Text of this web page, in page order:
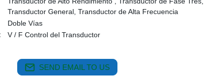
Transductor General, Transductor de Alta Frecuencia
Doble Vías
V / F Control del Transductor
SEND EMAIL TO US